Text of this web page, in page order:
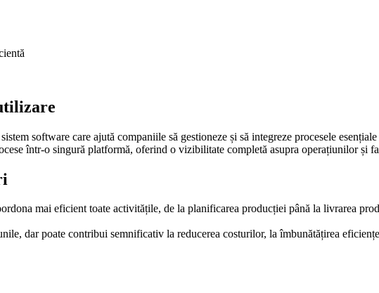
software care ajută companiile să gestioneze și să integreze procesele
într-o singură platformă, oferind o vizibilitate completă asupra operațiunilor și
mai eficient toate activitățile, de la planificarea producției până la livrarea
dar poate contribui semnificativ la reducerea costurilor, la îmbunătățirea